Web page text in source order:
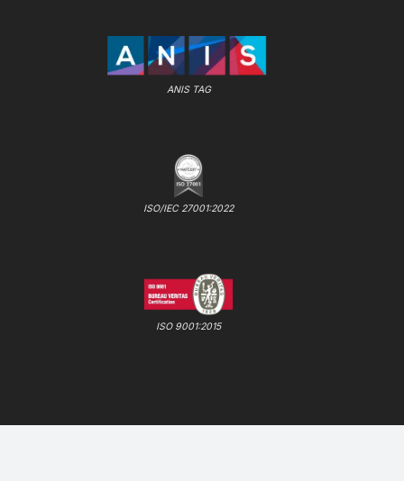
ANIS TAG
ISO/IEC 27001:2022
ISO 9001:2015